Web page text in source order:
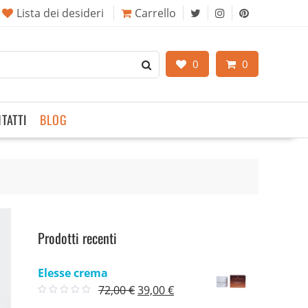
Lista dei desideri Carrello
0 0
BLOG
Prodotti recenti
Elesse crema
72,00€Il
39,00€Il